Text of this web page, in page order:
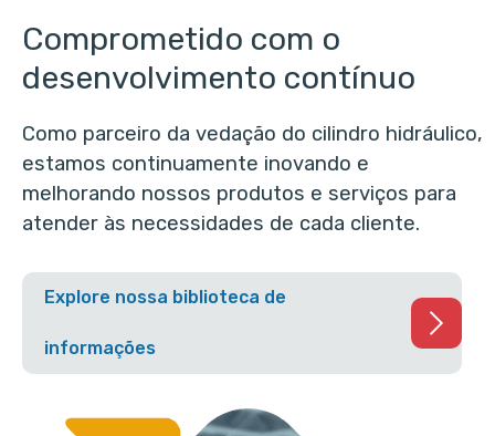
Comprometido com o
desenvolvimento contínuo
Como parceiro da vedação do cilindro hidráulico,
estamos continuamente inovando e
melhorando nossos produtos e serviços para
atender às necessidades de cada cliente.
Explore nossa biblioteca de
informações